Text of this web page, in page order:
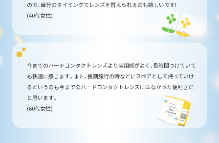
ので、自分のタイミングでレンズを替えられるのも嬉しいです!
(40代女性)
今までのハードコンタクトレンズより装用感がよく、長時間つけていて
も快適に感じます。また、長期旅行の時などにスペアとして持っていけ
るというのも今までのハードコンタクトレンズにはなかった便利さだ
と思います。
(60代女性)